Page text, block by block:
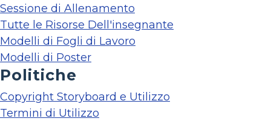
Sessione di Allenamento
Tutte le Risorse Dell'insegnante
Modelli di Fogli di Lavoro
Modelli di Poster
Politiche
Copyright Storyboard e Utilizzo
Termini di Utilizzo